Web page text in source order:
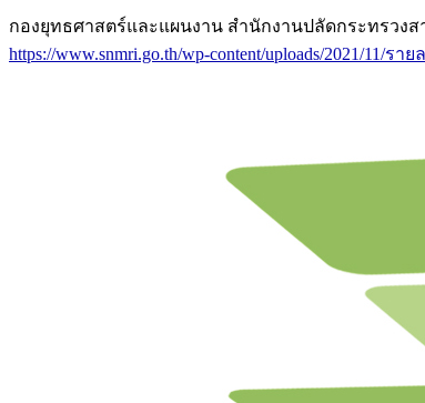
กองยุทธศาสตร์และแผนงาน สำนักงานปลัดกระทรวงส
https://www.snmri.go.th/wp-content/uploads/2021/11/รา